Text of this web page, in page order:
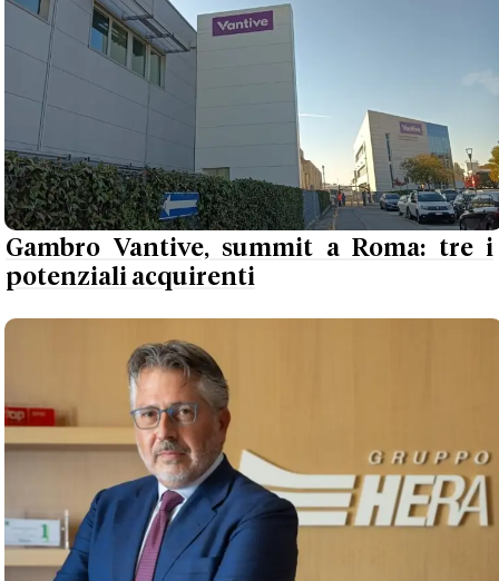
Gambro Vantive, summit a Roma: tre i
potenziali acquirenti